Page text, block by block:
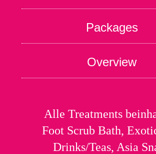
Packages
Overview
Alle Treatments
Foot Scrub Bath,
Drinks/Teas, Asia